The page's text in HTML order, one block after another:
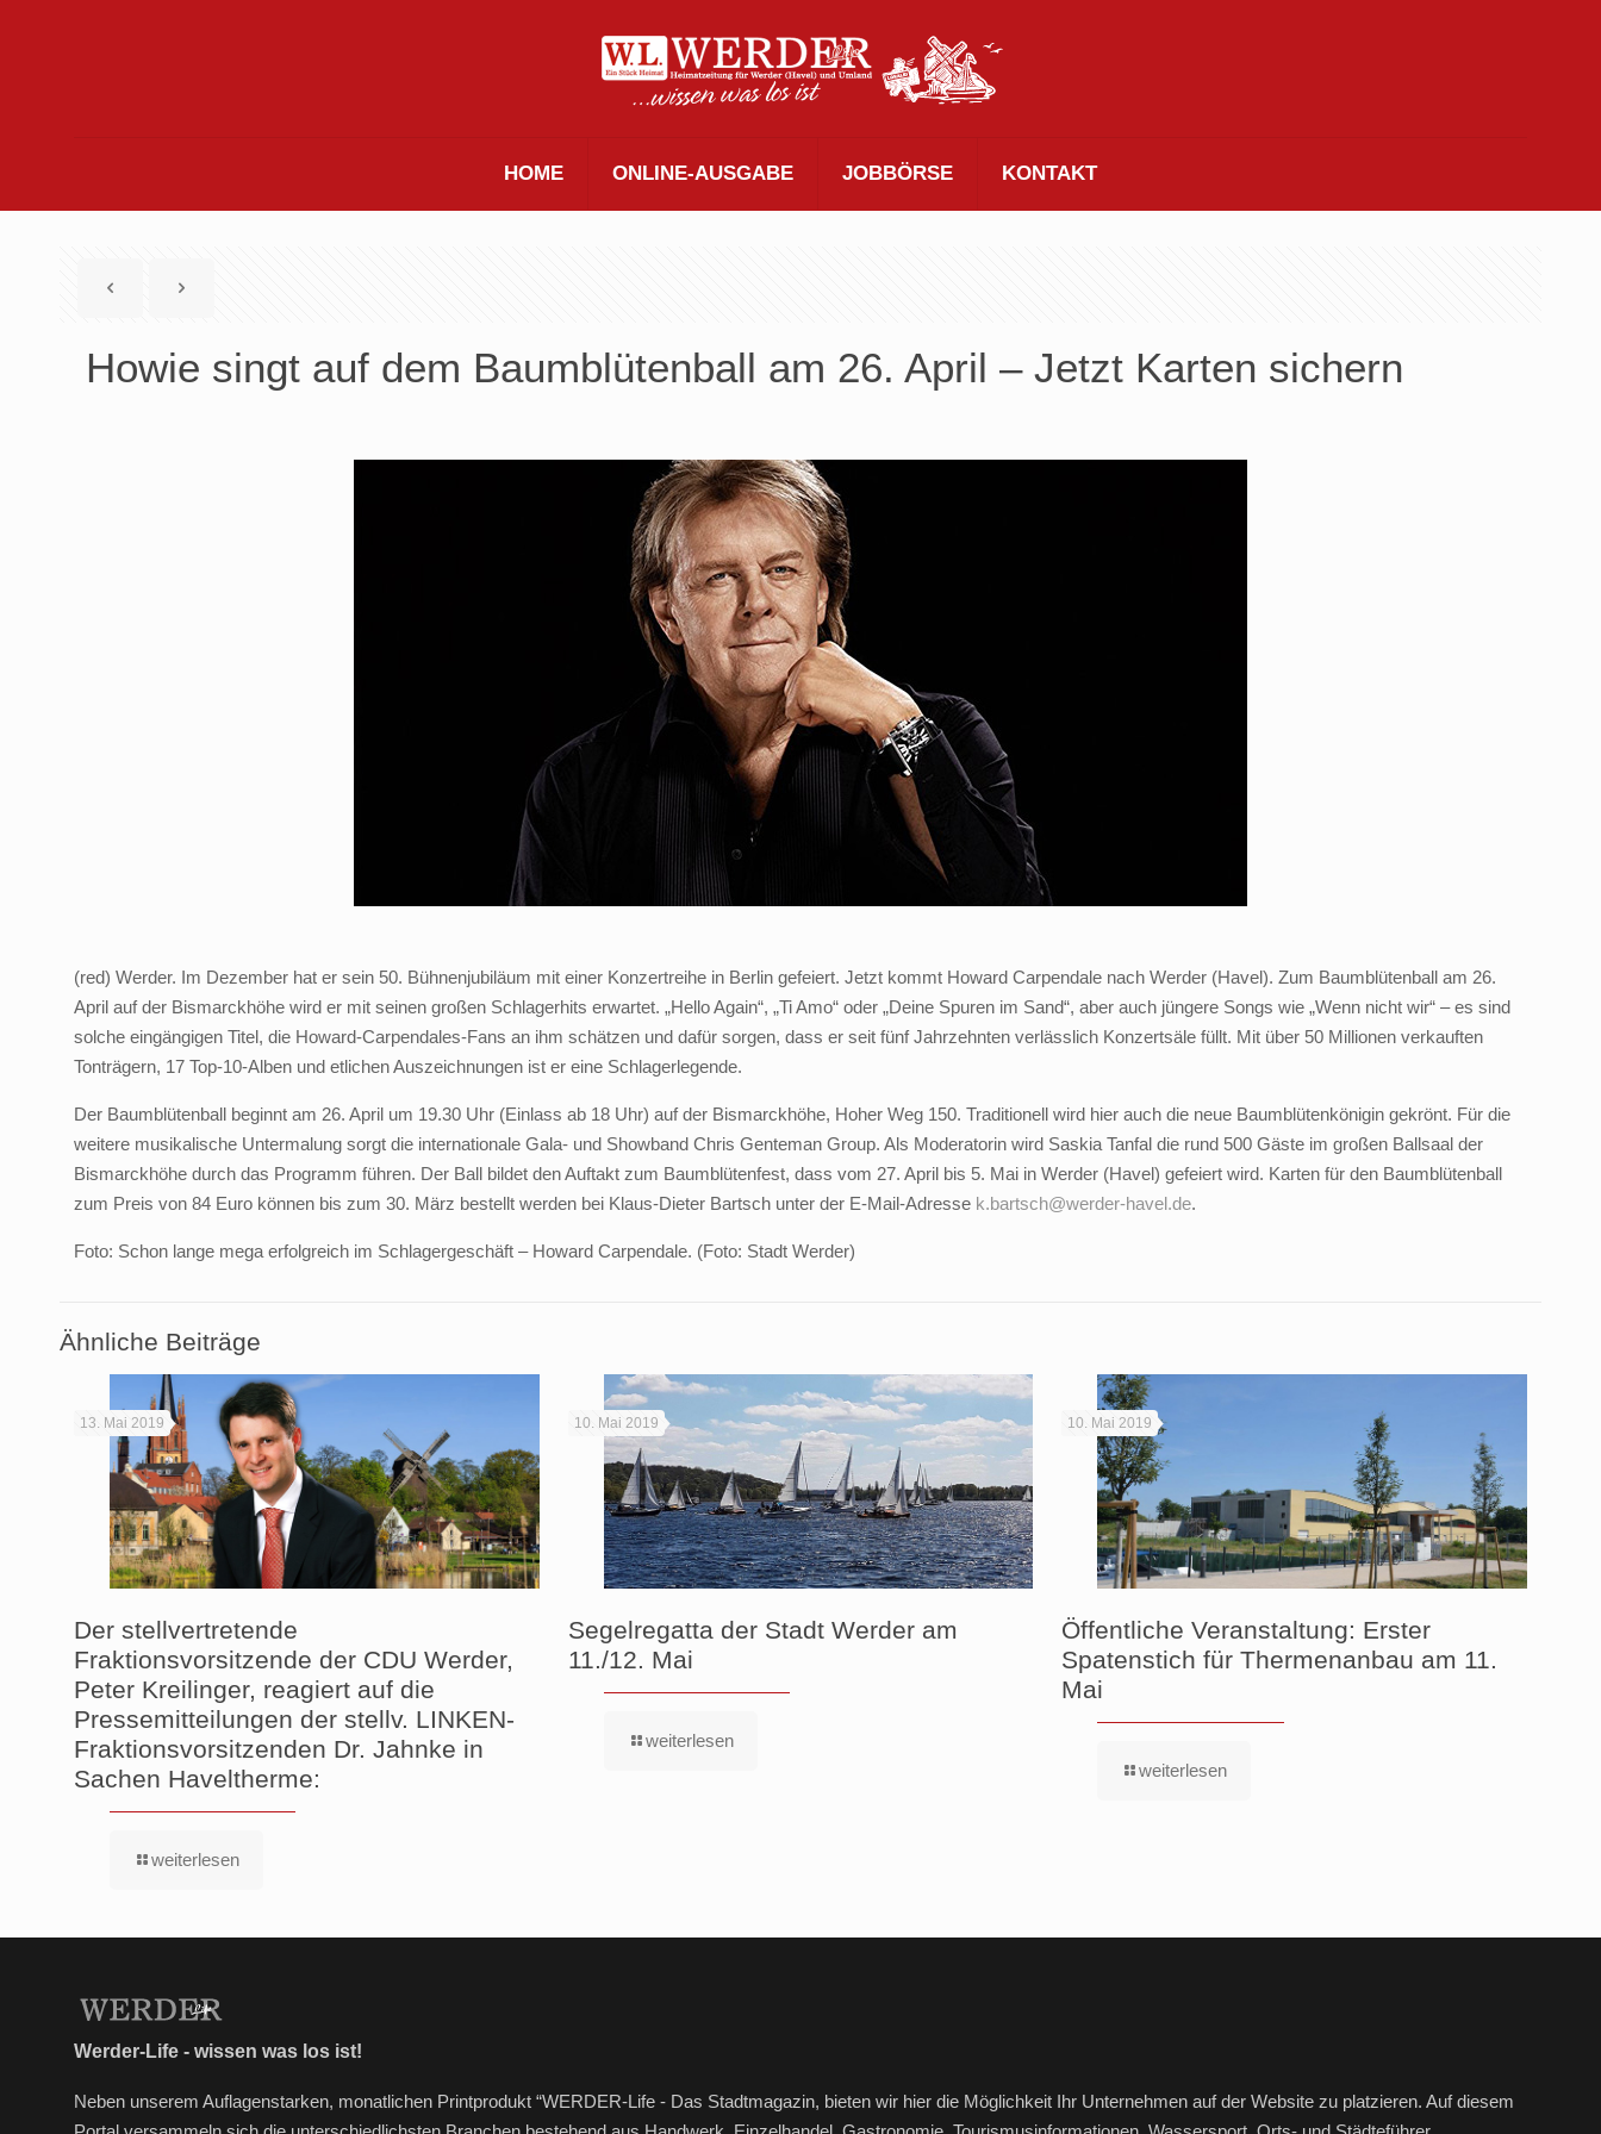
HOME ONLINE-AUSGABE JOBBÖRSE KONTAKT
Howie singt auf dem Baumblütenball am 26. April – Jetzt Karten sichern
(red) Werder. Im Dezember hat er sein 50. Bühnenjubiläum mit einer Konzertreihe in Berlin gefeiert. Jetzt kommt Howard Carpendale nach Werder (Havel). Zum Baumblütenball am 26.
April auf der Bismarckhöhe wird er mit seinen großen Schlagerhits erwartet. „Hello Again“, „Ti Amo“ oder „Deine Spuren im Sand“, aber auch jüngere Songs wie „Wenn nicht wir“ – es sind
solche eingängigen Titel, die Howard-Carpendales-Fans an ihm schätzen und dafür sorgen, dass er seit fünf Jahrzehnten verlässlich Konzertsäle füllt. Mit über 50 Millionen verkauften
Tonträgern, 17 Top-10-Alben und etlichen Auszeichnungen ist er eine Schlagerlegende.
Der Baumblütenball beginnt am 26. April um 19.30 Uhr (Einlass ab 18 Uhr) auf der Bismarckhöhe, Hoher Weg 150. Traditionell wird hier auch die neue Baumblütenkönigin gekrönt. Für die
weitere musikalische Untermalung sorgt die internationale Gala- und Showband Chris Genteman Group. Als Moderatorin wird Saskia Tanfal die rund 500 Gäste im großen Ballsaal der
Bismarckhöhe durch das Programm führen. Der Ball bildet den Auftakt zum Baumblütenfest, dass vom 27. April bis 5. Mai in Werder (Havel) gefeiert wird. Karten für den Baumblütenball
zum Preis von 84 Euro können bis zum 30. März bestellt werden bei Klaus-Dieter Bartsch unter der E-Mail-Adresse k.bartsch@werder-havel.de.
Foto: Schon lange mega erfolgreich im Schlagergeschäft – Howard Carpendale. (Foto: Stadt Werder)
Ähnliche Beiträge
13. Mai 2019
Der stellvertretende
Fraktionsvorsitzende der CDU Werder,
Peter Kreilinger, reagiert auf die
Pressemitteilungen der stellv. LINKEN-
Fraktionsvorsitzenden Dr. Jahnke in
Sachen Haveltherme:
weiterlesen
10. Mai 2019
Segelregatta der Stadt Werder am
11./12. Mai
weiterlesen
10. Mai 2019
Öffentliche Veranstaltung: Erster
Spatenstich für Thermenanbau am 11.
Mai
weiterlesen
Werder-Life - wissen was los ist!
Neben unserem Auflagenstarken, monatlichen Printprodukt “WERDER-Life - Das Stadtmagazin, bieten wir hier die Möglichkeit Ihr Unternehmen auf der Website zu platzieren. Auf diesem